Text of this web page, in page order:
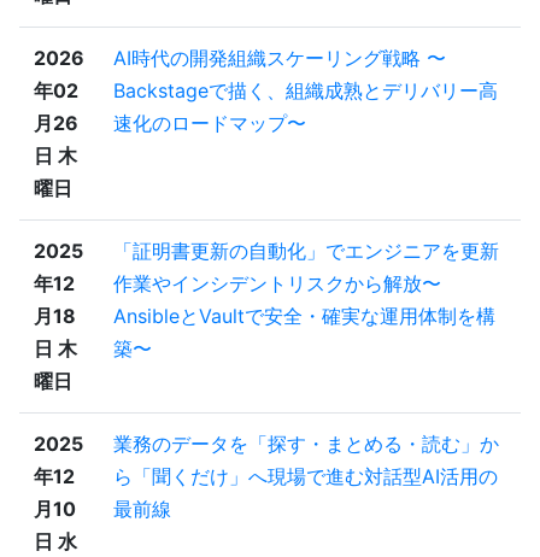
2026
年02
月26
日 木
曜日
AI時代の開発組織スケーリング戦略 〜
Backstageで描く、組織成熟とデリバリー高
速化のロードマップ〜
2025
年12
月18
日 木
曜日
「証明書更新の自動化」でエンジニアを更新
作業やインシデントリスクから解放〜
AnsibleとVaultで安全・確実な運用体制を構
築〜
2025
年12
月10
日 水
業務のデータを「探す・まとめる・読む」か
ら「聞くだけ」へ現場で進む対話型AI活用の
最前線